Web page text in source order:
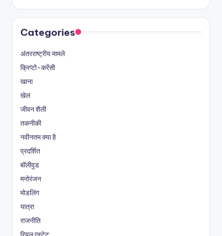
Categories
अंतरराष्ट्रीय मामले
क्रिप्टो-करेंसी
खाना
खेल
जीवन शैली
तकनीकी
नवीनतम क्या है
प्रदर्शित
बॉलीवुड
मनोरंजन
मोडलिंग
यात्रा
राजनीति